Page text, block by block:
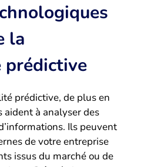
la
prédictive, de plus en
aident à analyser des
Ils peuvent
de votre entreprise
issus du marché ou de